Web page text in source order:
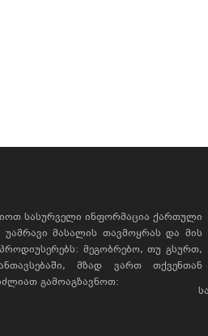
სასურველი ინფორმაცია ქართული
უამრავი მასალის თავმოყრას და მის
მეგობრებო, თუ გსურთ,
მზად ვართ თქვენთან
გამოაგზავნოთ: